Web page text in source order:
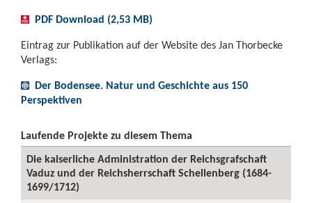
PDF Download (2,53 MB)
Eintrag zur Publikation auf der Website des Jan Thorbecke
Verlags:
Der Bodensee. Natur und Geschichte aus 150
Perspektiven
Laufende Projekte zu diesem Thema
Die kaiserliche Administration der Reichsgrafschaft
Vaduz und der Reichsherrschaft Schellenberg (1684-
1699/1712)